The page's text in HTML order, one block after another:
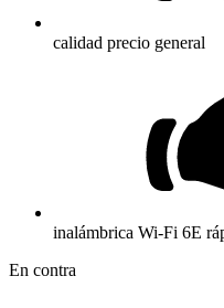
calidad precio general
inalámbrica Wi-Fi 6E
En contra